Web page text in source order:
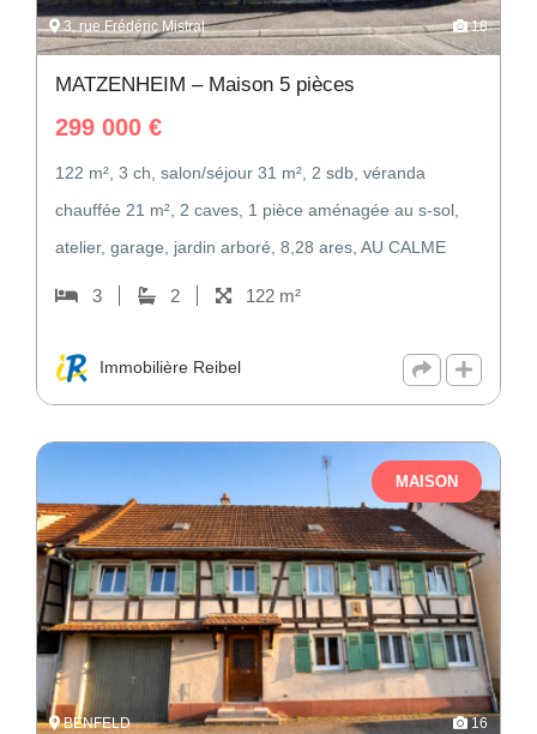
3, rue Frédéric Mistral 18
MATZENHEIM – Maison 5 pièces
299 000 €
122 m², 3 ch, salon/séjour 31 m², 2 sdb, véranda
chauffée 21 m², 2 caves, 1 pièce aménagée au s-sol,
atelier, garage, jardin arboré, 8,28 ares, AU CALME
3 2 122 m²
Immobilière Reibel
MAISON
BENFELD 16